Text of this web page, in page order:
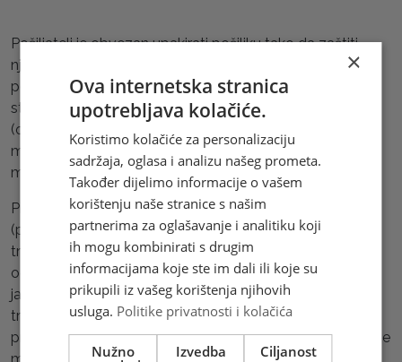
Pošiljatelj je obvezan upakirati pošiljku tako da zaštiti
njezin sadržaj, druge pošiljke i radnike koji rukuju s
pošiljkom. Pod pakiranjem pošiljke podrazumijeva se
stavljanje sadržaja pošiljke u odgovarajuću ambalažu
(omoti - koverte, providne folije, kutije, sanduci i dr.), koja
mora odgovarati vrsti, prirodi, sadržaju, obliku, veličini,
masi i vrijednosti pošiljke.
Predmeti od stakla i ostali lako lomljivi predmeti
(predmeti od keramike, električna i računarska oprema)
trebaju biti zapakirani u tvrdoj kutiji, ispunjenoj
odgovarajućim zaštitnim materijalom (folija sa zračim
jastučićima, stiropor, papir, najlon i sl.) tako da svako
trenje ili udaranje tijekom transporta, bilo između
predmeta uzajamno, bilo između predmeta i zidova kutije
×
Ova internetska stranica
upotrebljava kolačiće.
Koristimo kolačiće za personalizaciju
sadržaja, oglasa i analizu našeg prometa.
Također dijelimo informacije o vašem
korištenju naše stranice s našim
partnerima za oglašavanje i analitiku koji
ih mogu kombinirati s drugim
informacijama koje ste im dali ili koje su
prikupili iz vašeg korištenja njihovih
usluga. Politike privatnosti i kolačića
Nužno
Izvedba Ciljanost